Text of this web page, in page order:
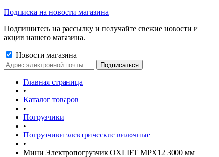
Подписка на новости магазина
Подпишитесь на рассылку и получайте свежие новости и
акции нашего магазина.
Новости магазина
Главная страница
•
Каталог товаров
•
Погрузчики
•
Погрузчики электрические вилочные
•
Мини Электропогрузчик OXLIFT MPX12 3000 мм